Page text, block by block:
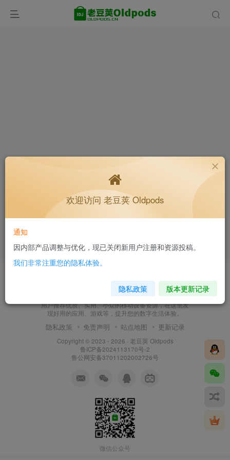
老豆荚 Oldpods是一个精品资源分享网。我们致力于为
用户推荐优质、实用、小众的移动设备资源，在这里发
现好用的应用、游戏等，提升您的数字生活体验。
隐私政策 免责声明 站点地图 更新记录
Copyright © 2023 - 2026 · 老豆荚 Oldpods
鲁ICP备2024113170号-2
鲁公网安备37011202002726号
微信公众号
欢迎访问 老豆荚 Oldpods
通知
因内部产品调整与优化，现已关闭新用户注册和资源投稿。
我们非常注重您的隐私体验。
隐私政策 版本更新记录